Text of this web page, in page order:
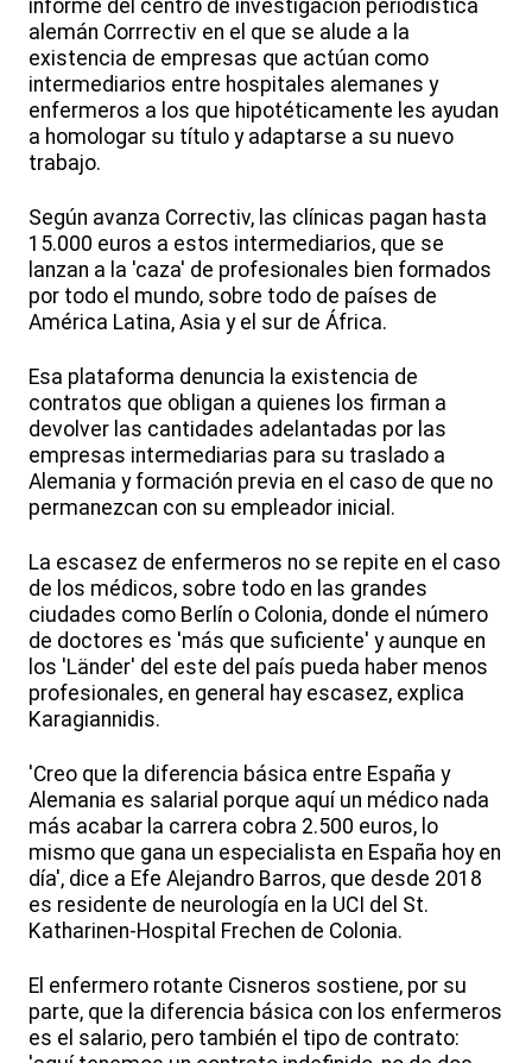
informe del centro de investigación periodística
alemán Corrrectiv en el que se alude a la
existencia de empresas que actúan como
intermediarios entre hospitales alemanes y
enfermeros a los que hipotéticamente les ayudan
a homologar su título y adaptarse a su nuevo
trabajo.
Según avanza Correctiv, las clínicas pagan hasta
15.000 euros a estos intermediarios, que se
lanzan a la 'caza' de profesionales bien formados
por todo el mundo, sobre todo de países de
América Latina, Asia y el sur de África.
Esa plataforma denuncia la existencia de
contratos que obligan a quienes los firman a
devolver las cantidades adelantadas por las
empresas intermediarias para su traslado a
Alemania y formación previa en el caso de que no
permanezcan con su empleador inicial.
La escasez de enfermeros no se repite en el caso
de los médicos, sobre todo en las grandes
ciudades como Berlín o Colonia, donde el número
de doctores es 'más que suficiente' y aunque en
los 'Länder' del este del país pueda haber menos
profesionales, en general hay escasez, explica
Karagiannidis.
'Creo que la diferencia básica entre España y
Alemania es salarial porque aquí un médico nada
más acabar la carrera cobra 2.500 euros, lo
mismo que gana un especialista en España hoy en
día', dice a Efe Alejandro Barros, que desde 2018
es residente de neurología en la UCI del St.
Katharinen-Hospital Frechen de Colonia.
El enfermero rotante Cisneros sostiene, por su
parte, que la diferencia básica con los enfermeros
es el salario, pero también el tipo de contrato: